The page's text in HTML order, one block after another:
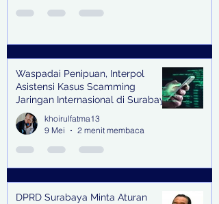
Waspadai Penipuan, Interpol
Asistensi Kasus Scamming
Jaringan Internasional di Surabaya
khoirulfatma13
9 Mei
2 menit membaca
DPRD Surabaya Minta Aturan